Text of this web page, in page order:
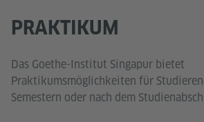
PRAKTIKUM
Das Goethe-Institut Singapur bietet
Praktikumsmöglichkeiten für
Semestern oder nach dem